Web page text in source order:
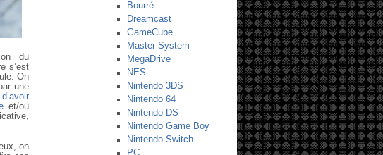
du
s’est
On
une
et/ou
on
Bourré
Dreamcast
GameCube
Master System
MegaDrive
NES
Nintendo 3DS
Nintendo 64
Nintendo DS
Nintendo Game Boy
Nintendo Switch
PC